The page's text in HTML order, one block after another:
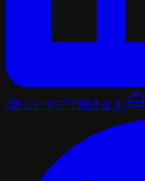
(新しいタブで開きます)